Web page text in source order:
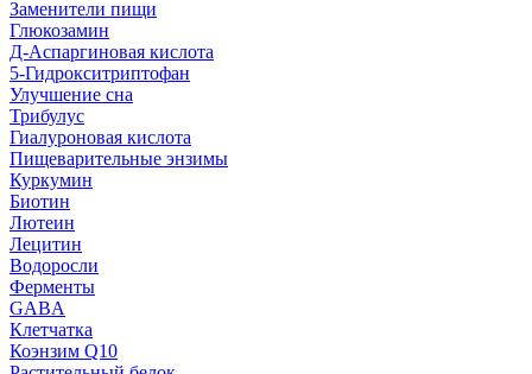
Заменители пищи
Глюкозамин
Д-Аспаргиновая кислота
5-Гидрокситриптофан
Улучшение сна
Трибулус
Гиалуроновая кислота
Пищеварительные энзимы
Куркумин
Биотин
Лютеин
Лецитин
Водоросли
Ферменты
GABA
Клетчатка
Коэнзим Q10